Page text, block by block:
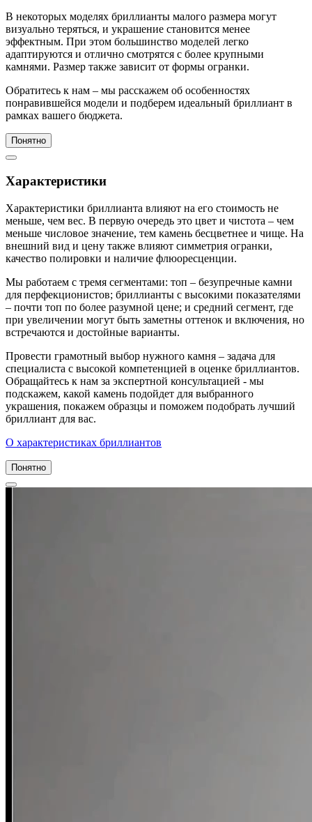
В некоторых моделях бриллианты малого размера могут
визуально теряться, и украшение становится менее
эффектным. При этом большинство моделей легко
адаптируются и отлично смотрятся с более крупными
камнями. Размер также зависит от формы огранки.
Обратитесь к нам – мы расскажем об особенностях
понравившейся модели и подберем идеальный бриллиант в
рамках вашего бюджета.
Понятно
Характеристики
Характеристики бриллианта влияют на его стоимость не
меньше, чем вес. В первую очередь это цвет и чистота – чем
меньше числовое значение, тем камень бесцветнее и чище. На
внешний вид и цену также влияют симметрия огранки,
качество полировки и наличие флюоресценции.
Мы работаем с тремя сегментами: топ – безупречные камни
для перфекционистов; бриллианты с высокими показателями
– почти топ по более разумной цене; и средний сегмент, где
при увеличении могут быть заметны оттенок и включения, но
встречаются и достойные варианты.
Провести грамотный выбор нужного камня – задача для
специалиста с высокой компетенцией в оценке бриллиантов.
Обращайтесь к нам за экспертной консультацией - мы
подскажем, какой камень подойдет для выбранного
украшения, покажем образцы и поможем подобрать лучший
бриллиант для вас.
О характеристиках бриллиантов
Понятно